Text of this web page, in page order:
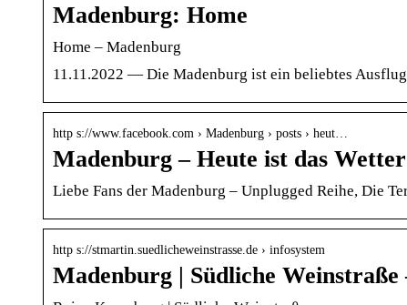
Madenburg: Home
Home – Madenburg
11.11.2022 — Die Madenburg ist ein beliebtes
http s://www.facebook.com › Madenburg › posts › heut…
Madenburg – Heute ist das
Liebe Fans der Madenburg – Unplugged Reihe, Die
http s://stmartin.suedlicheweinstrasse.de › infosystem
Madenburg | Südliche